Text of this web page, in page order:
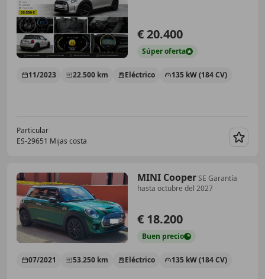
€ 20.400
Súperoferta
11/2023 22.500 km Eléctrico 135 kW (184 CV)
Particular
ES-29651 Mijas costa
MINI CooperSE Garantía
hasta octubre del 2027
€ 18.200
Buen precio
07/2021 53.250 km Eléctrico 135 kW (184 CV)